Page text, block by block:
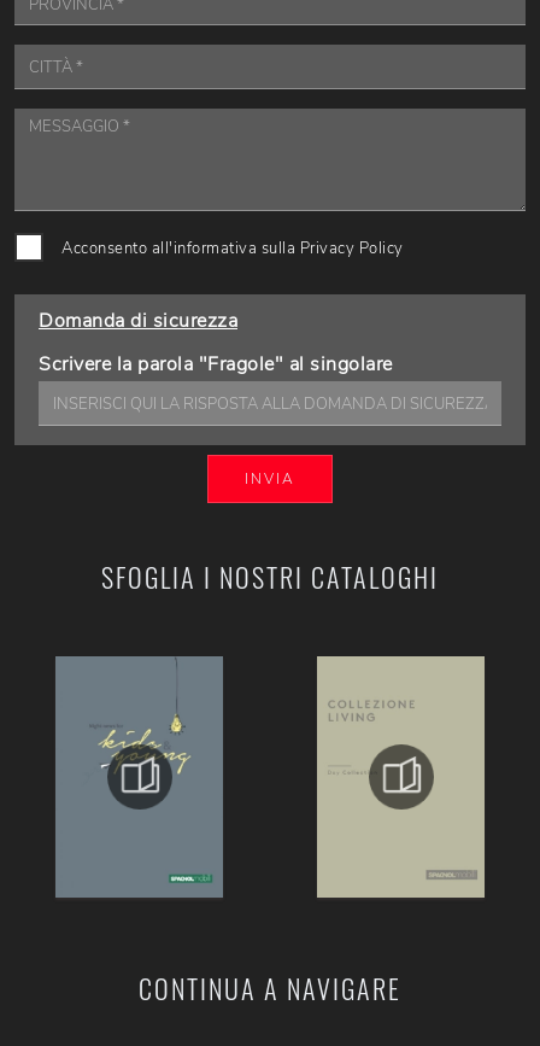
SFOGLIA I NOSTRI CATALOGHI
CONTINUA A NAVIGARE
Acconsento all'informativa sulla Privacy Policy
Domanda di sicurezza
Scrivere la parola "Fragole" al singolare
INVIA